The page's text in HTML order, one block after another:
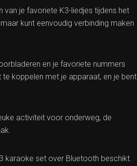
je favoriete K3-liedjes tijdens het
kunt eenvoudig verbinding maken
en je favoriete nummers
koppelen met je apparaat, en je bent
activiteit voor onderweg, de
karaoke set over Bluetooth beschikt.